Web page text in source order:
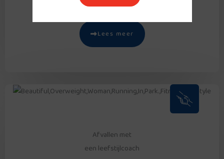
Lees meer
Afvallen met
een leefstijlcoach